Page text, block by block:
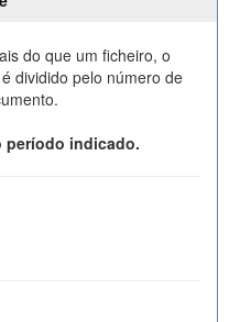
do que um ficheiro, o
dividido pelo número de
período indicado.